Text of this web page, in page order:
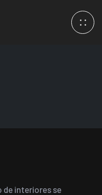
de interiores se